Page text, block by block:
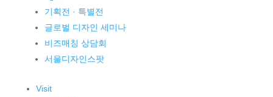
기획전 · 특별전
글로벌 디자인 세미나
비즈매칭 상담회
서울디자인스팟
Visit